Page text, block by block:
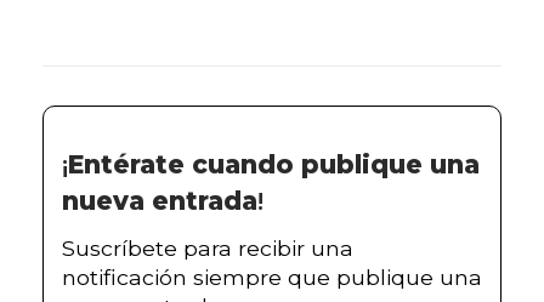
¡Entérate cuando publique una
nueva entrada!
Suscríbete para recibir una
notificación siempre que publique una